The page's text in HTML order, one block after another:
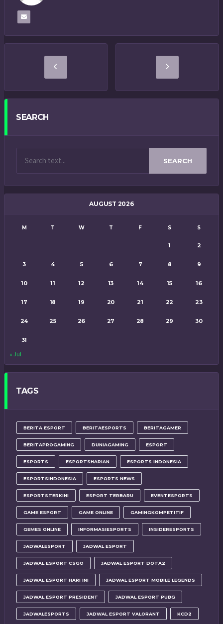
SEARCH
SEARCH
AUGUST 2026
M T W T F S S
1 2
3 4 5 6 7 8 9
10 11 12 13 14 15 16
17 18 19 20 21 22 23
24 25 26 27 28 29 30
31
« Jul
TAGS
BERITA ESPORT BERITAESPORTS BERITAGAMER
BERITAPROGAMING DUNIAGAMING ESPORT
ESPORTS ESPORTSHARIAN ESPORTS INDONESIA
ESPORTSINDONESIA ESPORTS NEWS
ESPORTSTERKINI ESPORT TERBARU EVENTESPORTS
GAME ESPORT GAME ONLINE GAMINGKOMPETITIF
GEMES ONLINE INFORMASIESPORTS INSIDERESPORTS
JADWALESPORT JADWAL ESPORT
JADWAL ESPORT CSGO JADWAL ESPORT DOTA2
JADWAL ESPORT HARI INI JADWAL ESPORT MOBILE LEGENDS
JADWAL ESPORT PRESIDENT JADWAL ESPORT PUBG
JADWALESPORTS JADWAL ESPORT VALORANT KCD2